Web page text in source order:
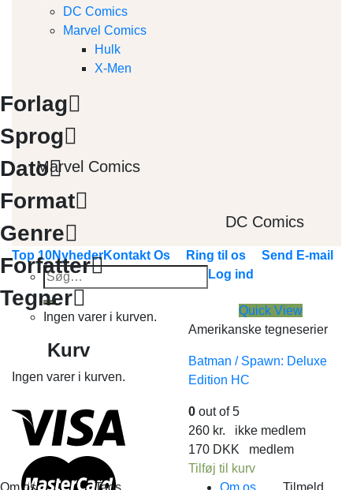
Marvel Comics
DC Comics
Top 10NyhederKontakt Os Ring til os
Send E-mail
Søg
efter:
Log ind
Ingen varer i kurven.
Kurv
Ingen varer i kurven.
DC Comics
Marvel Comics
Hulk
X-Men
Forlag
Sprog
Dato
Format
Genre
Forfatter
Tegner
Quick View
Amerikanske tegneserier
Batman / Spawn: Deluxe
Edition HC
0 out of 5
260 kr. ikke medlem
170 DKK medlem
Tilføj til kurv
Om os
Tags
Om os
Tilmeld